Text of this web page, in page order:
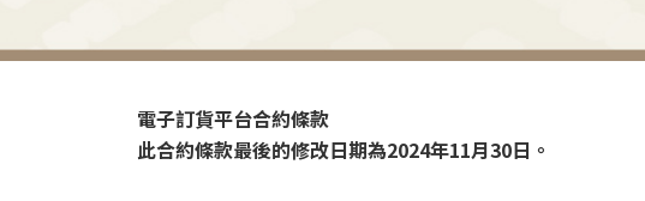
電子訂貨平台合約條款
此合約條款最後的修改日期為2024年11月30日。